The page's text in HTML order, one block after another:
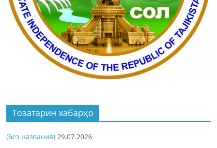
Тозатарин хабарҳо
(без названия) 29.07.2026